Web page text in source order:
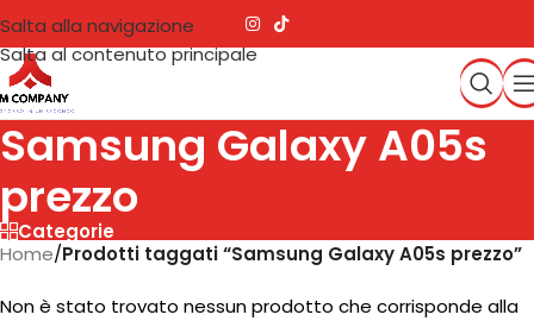
Salta alla navigazione
Salta al contenuto principale
Samsung Galaxy A05s
prezzo
Categorie
Home/Prodotti taggati “Samsung Galaxy A05s prezzo”
Non è stato trovato nessun prodotto che corrisponde alla